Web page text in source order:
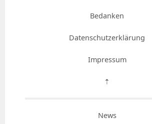
Bedanken
Datenschutzerklärung
Impressum
⇡
News